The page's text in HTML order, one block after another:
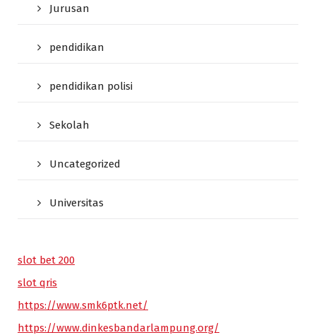
Jurusan
pendidikan
pendidikan polisi
Sekolah
Uncategorized
Universitas
slot bet 200
slot qris
https://www.smk6ptk.net/
https://www.dinkesbandarlampung.org/